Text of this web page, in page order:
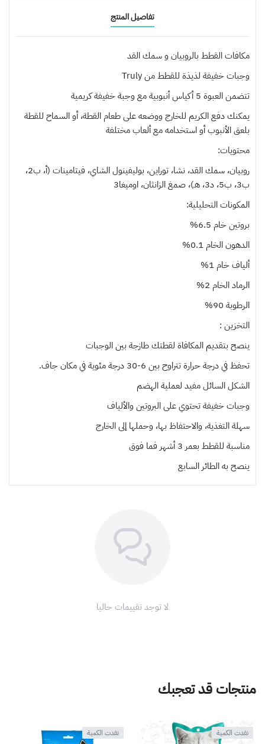
تفاصيل المنتج
مكافات القطط بالروبيان و سمك القد
وجبات خفيفة لذيذة للقطط من Truly
تتضمن العبوة 5 أكياس أنبوبية مع وجبة خفيفة كريمية
يمكنك دفع الكريم للخارج ووضعه على طعام القطة، أو السماح للقطة
بلعق الأنبوب أو استخدامه مع ألعاب مختلفة
محتويات:
روبيان، سمك القد، نشا، توراين، بوليفينول الشاي، فيتامينات (أ، ب2،
ب3، ب5، د3، هـ)، صمغ الزانثان، اوميغا3
المكونات التحليلية:
بروتين خام 6.5%
الدهون الخام 0.1%
ألياف خام 1%
الرماد الخام 2%
الرطوبة 90%
التخزين :
ينصح بتقديم المكافاة لقطتك طازجة بين الوجبات
تحفظ في درجة حرارة تتراوح بين 6-30 درجة مئوية في مكان جاف.
الشكل السائل مفيد لعملية الهضم
وجبات خفيفة تحتوي على البروتين والألياف
سهلة التغذية، والاحتفاظ بها، وحملها إلى الخارج
مناسبة للقطط بعمر 3 أشهر فما فوق
ينصح بهالطائر السابع
لا توجد تقييمات حاليا
منتجات قد تعجبك
نفدت الكمية نفدت الكمية